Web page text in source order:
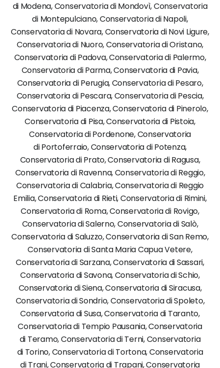
di Modena, Conservatoria di Mondovì, Conservatoria
di Montepulciano, Conservatoria di Napoli,
Conservatoria di Novara, Conservatoria di Novi Ligure,
Conservatoria di Nuoro, Conservatoria di Oristano,
Conservatoria di Padova, Conservatoria di Palermo,
Conservatoria di Parma, Conservatoria di Pavia,
Conservatoria di Perugia, Conservatoria di Pesaro,
Conservatoria di Pescara, Conservatoria di Pescia,
Conservatoria di Piacenza, Conservatoria di Pinerolo,
Conservatoria di Pisa, Conservatoria di Pistoia,
Conservatoria di Pordenone, Conservatoria
di Portoferraio, Conservatoria di Potenza,
Conservatoria di Prato, Conservatoria di Ragusa,
Conservatoria di Ravenna, Conservatoria di Reggio,
Conservatoria di Calabria, Conservatoria di Reggio
Emilia, Conservatoria di Rieti, Conservatoria di Rimini,
Conservatoria di Roma, Conservatoria di Rovigo,
Conservatoria di Salerno, Conservatoria di Salò,
Conservatoria di Saluzzo, Conservatoria di San Remo,
Conservatoria di Santa Maria Capua Vetere,
Conservatoria di Sarzana, Conservatoria di Sassari,
Conservatoria di Savona, Conservatoria di Schio,
Conservatoria di Siena, Conservatoria di Siracusa,
Conservatoria di Sondrio, Conservatoria di Spoleto,
Conservatoria di Susa, Conservatoria di Taranto,
Conservatoria di Tempio Pausania, Conservatoria
di Teramo, Conservatoria di Terni, Conservatoria
di Torino, Conservatoria di Tortona, Conservatoria
di Trani, Conservatoria di Trapani, Conservatoria